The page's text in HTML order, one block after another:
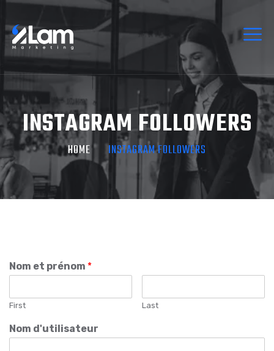
INSTAGRAM FOLLOWERS
HOME INSTAGRAM FOLLOWERS
Nom et prénom *
First Last
Nom d'utilisateur